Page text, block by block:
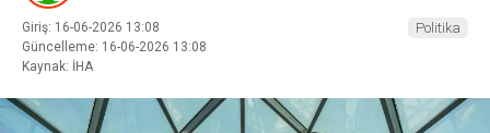
Giriş: 16-06-2026 13:08
Güncelleme: 16-06-2026 13:08
Kaynak: İHA
Politika